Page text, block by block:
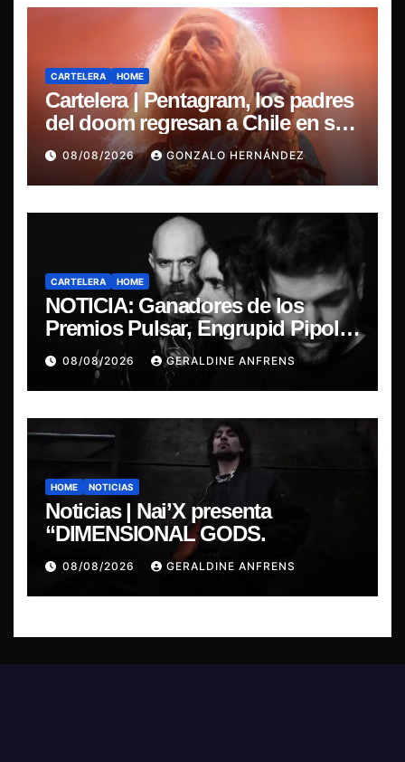
CARTELERA HOME
Cartelera | Pentagram, los padres
del doom regresan a Chile en su
última misa
08/08/2026 GONZALO HERNÁNDEZ
CARTELERA HOME
NOTICIA: Ganadores de los
Premios Pulsar, Engrupid Pipol
presentan show exclusivo.
08/08/2026 GERALDINE ANFRENS
HOME NOTICIAS
Noticias | Nai’X presenta
“DIMENSIONAL GODS.
08/08/2026 GERALDINE ANFRENS